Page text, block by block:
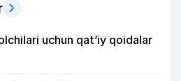
uchun qat’iy qoidalar